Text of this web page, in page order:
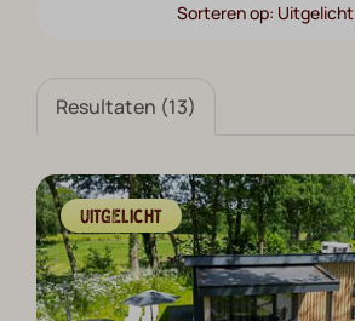
Sorteren op: Uitgelicht
Resultaten (13)
UITGELICHT